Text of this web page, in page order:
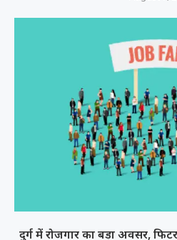
दुर्ग में रोजगार का बड़ा अवसर,